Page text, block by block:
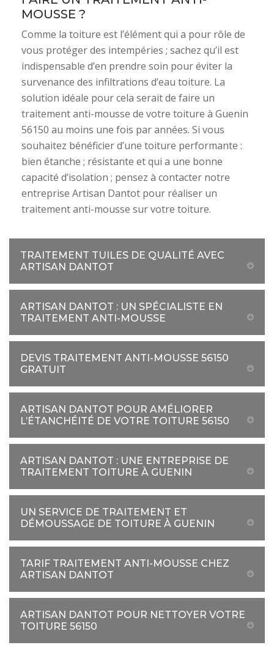
MOUSSE ?
Comme la toiture est l’élément qui a pour rôle de
vous protéger des intempéries ; sachez qu’il est
indispensable d’en prendre soin pour éviter la
survenance des infiltrations d’eau toiture. La
solution idéale pour cela serait de faire un
traitement anti-mousse de votre toiture à Guenin
56150 au moins une fois par années. Si vous
souhaitez bénéficier d’une toiture performante :
bien étanche ; résistante et qui a une bonne
capacité d’isolation ; pensez à contacter notre
entreprise Artisan Dantot pour réaliser un
traitement anti-mousse sur votre toiture.
TRAITEMENT TUILES DE QUALITÉ AVEC
ARTISAN DANTOT
ARTISAN DANTOT : UN SPÉCIALISTE EN
TRAITEMENT ANTI-MOUSSE
DEVIS TRAITEMENT ANTI-MOUSSE 56150
GRATUIT
ARTISAN DANTOT POUR AMÉLIORER
L’ÉTANCHÉITÉ DE VOTRE TOITURE 56150
ARTISAN DANTOT : UNE ENTREPRISE DE
TRAITEMENT TOITURE À GUENIN
UN SERVICE DE TRAITEMENT ET
DÉMOUSSAGE DE TOITURE À GUENIN
TARIF TRAITEMENT ANTI-MOUSSE CHEZ
ARTISAN DANTOT
ARTISAN DANTOT POUR NETTOYER VOTRE
TOITURE 56150